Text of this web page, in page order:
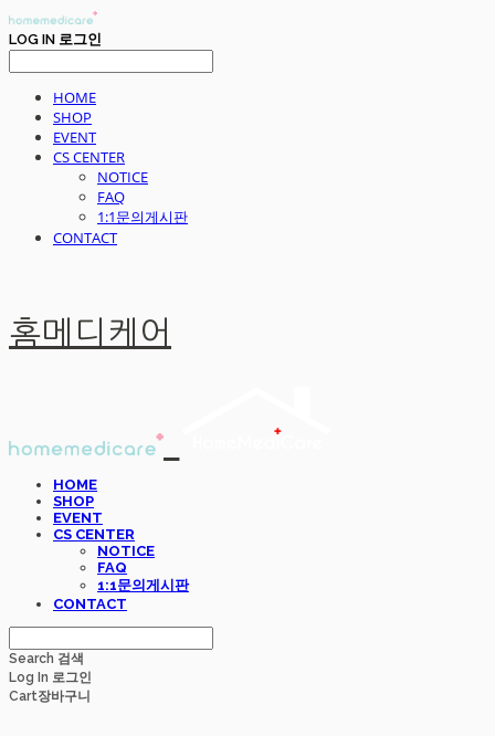
LOG IN 로그인
HOME
SHOP
EVENT
CS CENTER
NOTICE
FAQ
1:1문의게시판
CONTACT
홈메디케어
HOME
SHOP
EVENT
CS CENTER
NOTICE
FAQ
1:1문의게시판
CONTACT
Search 검색
Log In 로그인
Cart장바구니